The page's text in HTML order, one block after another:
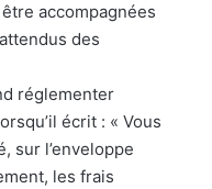
accompagnées
des
réglementer
écrit : « Vous
sur l’enveloppe
les frais